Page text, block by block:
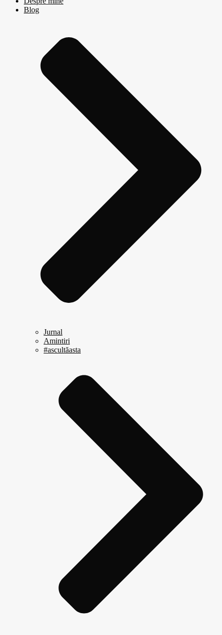
Blog
Jurnal
Amintiri
#ascultăasta